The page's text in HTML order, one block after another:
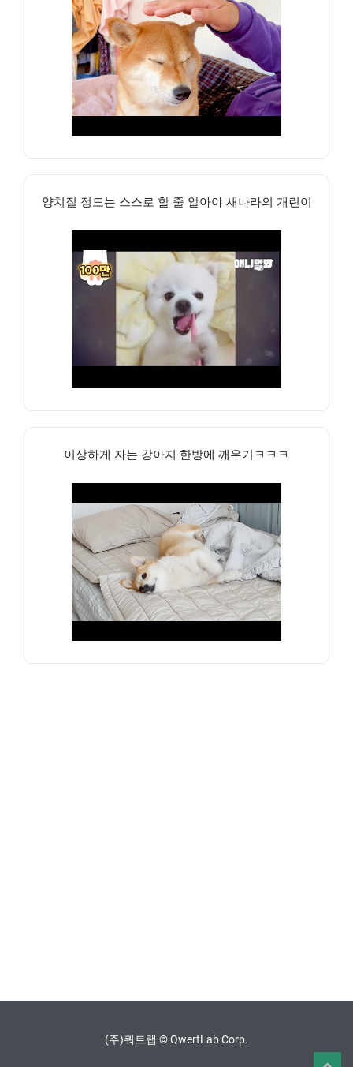
양치질 정도는 스스로 할 줄 알아야 새나라의 개린이
이상하게 자는 강아지 한방에 깨우기ㅋㅋㅋ
(주)쿼트랩 © QwertLab Corp.